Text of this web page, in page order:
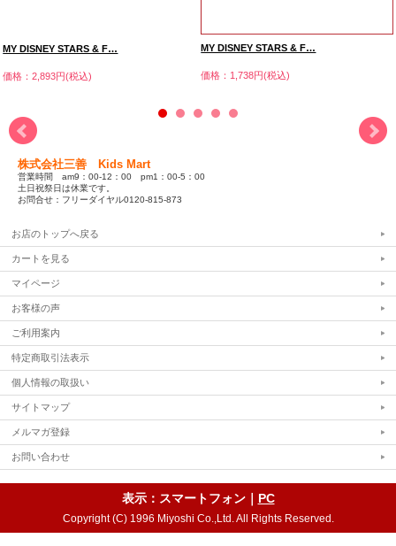
MY DISNEY STARS & F…
価格：2,893円(税込)
MY DISNEY STARS & F…
価格：1,738円(税込)
株式会社三善 Kids Mart
営業時間 am9：00-12：00 pm1：00-5：00
土日祝祭日は休業です。
お問合せ：フリーダイヤル0120-815-873
お店のトップへ戻る
カートを見る
マイページ
お客様の声
ご利用案内
特定商取引法表示
個人情報の取扱い
サイトマップ
メルマガ登録
お問い合わせ
表示：スマートフォン｜ PC
Copyright (C) 1996 Miyoshi Co.,Ltd. All Rights Reserved.